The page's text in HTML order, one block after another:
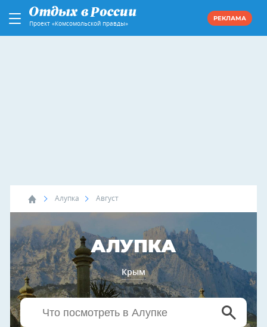
Проект «Комсомольской правды»
РЕКЛАМА
Алупка Август
АЛУПКА
Крым